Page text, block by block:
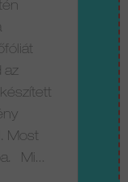
az
Most
Mi...